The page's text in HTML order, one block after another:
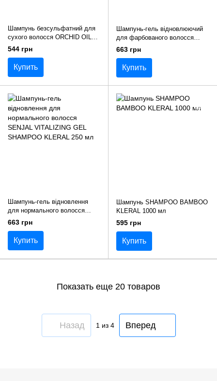
Шампунь безсульфатний для
сухого волосся ORCHID OIL
KERATIN DRY AND DAMAGED
HAIR KLERAL 300 мл
544 грн
Купить
Шампунь-гель відновлюючий
для фарбованого волосся
SENJAL COLOUR REVIVING
SHAMPOO KLERAL 250 мл
663 грн
Купить
Шампунь-гель відновлення
для нормального волосся
SENJAL VITALIZING GEL
SHAMPOO KLERAL 250 мл
663 грн
Купить
Шампунь SHAMPOO BAMBOO
KLERAL 1000 мл
595 грн
Купить
Показать еще 20 товаров
Назад 1из 4 Вперед